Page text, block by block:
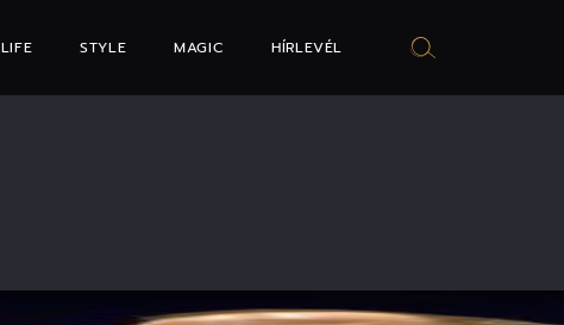
LIFE STYLE MAGIC HÍRLEVÉL